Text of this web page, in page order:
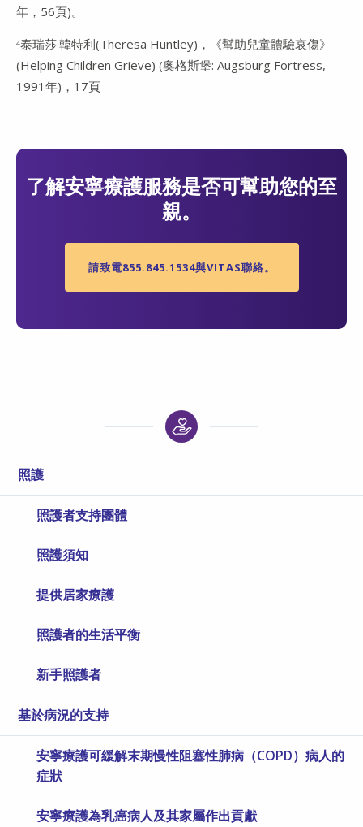
年，56頁)。
4泰瑞莎·韓特利(Theresa Huntley)，《幫助兒童體驗哀傷》
(Helping Children Grieve) (奧格斯堡: Augsburg Fortress,
1991年)，17頁
了解安寧療護服務是否可幫助您的至
親。
請致電855.845.1534與VITAS聯絡。
照護
照護者支持團體
照護須知
提供居家療護
照護者的生活平衡
新手照護者
基於病況的支持
安寧療護可緩解末期慢性阻塞性肺病（COPD）病人的
症狀
安寧療護為乳癌病人及其家屬作出貢獻